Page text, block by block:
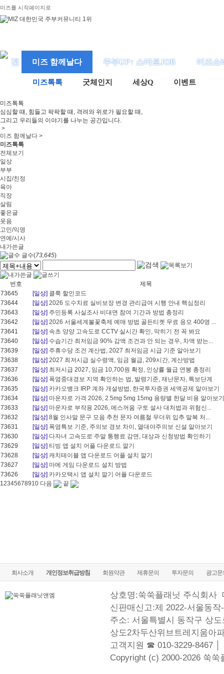
미즈를 시작페이지로
미즈 함께날다 주부UP↑ 스마트JOB 미즈소
미즈톡톡 굿체인지 세상Q 이벤트
미즈톡톡
심심할 때, 힘들고 팍팍할 때, 격려와 위로가 필요할 때,
그리고 우리들의 이야기를 나누는 공간입니다.
>
미즈 함께날다 >
미즈톡톡
전체보기
일상
부부
시집/친정
육아
직장
살림
좋은글
웃음
고민/익명
연예/시사
내가쓴글
글수(73,645)
번호
제목
73645
[일상] 클룩 할인코드
73644
[일상] 2026 도수치료 실비보장 변경 관리급여 시행 안내 핵심정리
73643
[일상] 주민등록 사실조사 비대면 참여 기간과 방법 총정리
73642
[일상] 2026 서울세계불꽃축제 예매 방법 골든티켓 무료 응모 400명 ...
73641
[일상] 속초 양양 고속도로 CCTV 실시간 확인, 막히기 전 꼭 봐요
73640
[일상] 수습기간 최저임금 90% 감액 조건과 안 되는 경우, 차액 받는...
73639
[일상] 주휴수당 조건 계산법, 2027 최저임금 시급 기준 알아보기
73638
[일상] 2027 최저시급 실수령액, 임금 월급, 209시간, 계산방법
73637
[일상] 최저시급 2027, 임금 10,700원 확정, 인상률 월급 연봉 총정리
73636
[일상] 폭염중대경보 지역 확인하는 법, 발령기준, 재난문자, 특보단계
73635
[일상] 카카오뱅크 IRP 계좌 개설방법, 한국투자증권 세액공제 알아보기
73634
[일상] 마운자로 가격 2026, 2.5mg 5mg 15mg 용량별 한달 비용 알아보기
73633
[일상] 마운자로 부작용 2026, 메스꺼움 구토 설사 대처법과 위험신...
73632
[일상] 8월 인사말 문구 모음 추천 문자 여름철 무더위 입추 말복 처...
73631
[일상] 폭염특보 기준, 주의보 경보 차이, 열대야주의보 신설 알아보기
73630
[일상] 다자녀 고속도로 주말 통행료 감면, 대상과 신청방법 확인하기
73629
[일상] 티빙 앱 설치 어플 다운로드 깔기
73628
[일상] 캐치테이블 앱 다운로드 어플 설치 깔기
73627
[일상] 마메 게임 다운로드 설치 방법
73626
[일상] 카카오택시 앱 설치 깔기 어플 다운로드
12345678910 다음 끝
회사소개 개인정보취급방침 회원약관 제휴문의 투자문의 광고문
상호명:쑥쑥플래닛 주식회사
신판매신고:제 2022-서울동작
주소: 서울특별시 동작구 상
상도2차두산위브트레지움아
고객지원 ☎ 010-3229-8467 │
Copyright (c) 2000-2026 쑥